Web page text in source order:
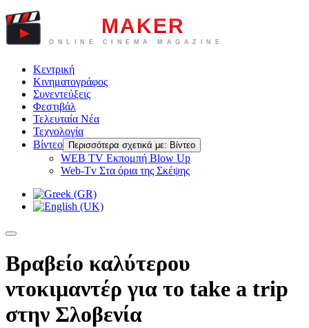
Κεντρική
Κινηματογράφος
Συνεντεύξεις
Φεστιβάλ
Τελευταία Νέα
Τεχνολογία
Βίντεο
Περισσότερα σχετικά με: Βίντεο
WEB TV Eκπομπή Blow Up
Web-Tv Στα όρια της Σκέψης
Βραβείο καλύτερου
ντοκιμαντέρ για το take a trip
στην Σλοβενία